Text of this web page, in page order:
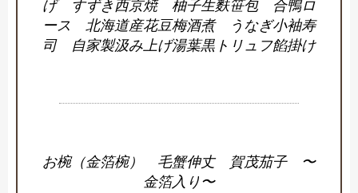
げ すずき西京焼 柚子生麩笹包 合鴨ロ
ース 北海道産花豆梅酒煮 うなぎ小袖寿
司 自家製汲み上げ湯葉黒トリュフ餡掛け
お椀（金箔椀） 毛蟹伸丈 賀茂茄子 〜
金箔入り〜